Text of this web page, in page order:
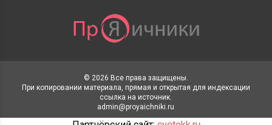
© 2026 Все права защищены.
При копировании материала, прямая и открытая для индексации
ссылка на источник.
admin@proyaichniki.ru